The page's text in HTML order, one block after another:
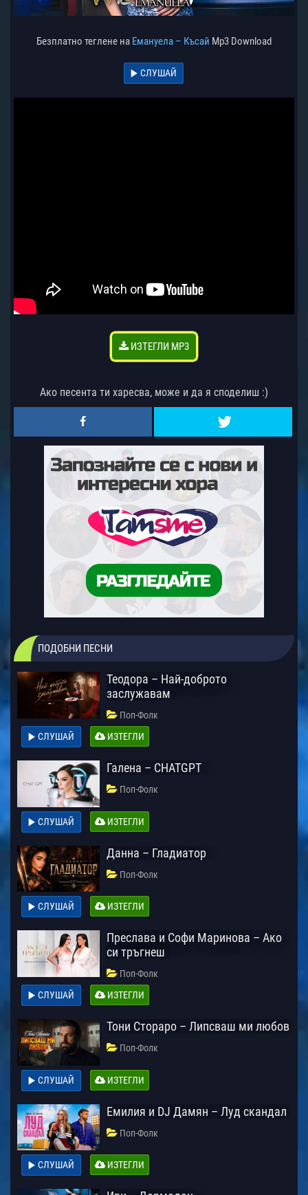
Безплатно теглене на Емануела – Късай Mp3 Download
СЛУШАЙ
ИЗТЕГЛИ MP3
Ако песента ти харесва, може и да я споделиш :)
ПОДОБНИ ПЕСНИ
Теодора – Най-доброто
заслужавам
Поп-Фолк
СЛУШАЙ
ИЗТЕГЛИ
Галена – CHATGPT
Поп-Фолк
СЛУШАЙ ИЗТЕГЛИ
Данна – Гладиатор
Поп-Фолк
СЛУШАЙ ИЗТЕГЛИ
Преслава и Софи Маринова – Ако
си тръгнеш
Поп-Фолк
СЛУШАЙ
ИЗТЕГЛИ
Тони Стораро – Липсваш ми любов
Поп-Фолк
СЛУШАЙ ИЗТЕГЛИ
Емилия и DJ Дамян – Луд скандал
Поп-Фолк
СЛУШАЙ ИЗТЕГЛИ